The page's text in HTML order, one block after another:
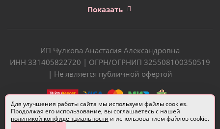
Показать
ИП Чулкова Анастасия Александровна
ИНН 331405822720 | ОГРН/ОГРНИП 325508100350519
| Не является публичной офертой
Для улучшения работы сайта мы используем файлы cookies.
Продолжая его использование, вы соглашаетесь с нашей
политикой конфиденциальности и использованием файлов cookie.